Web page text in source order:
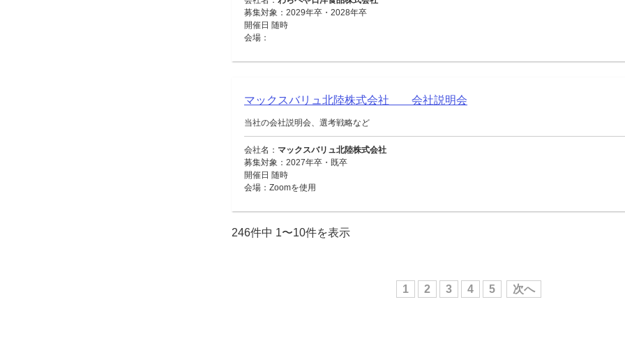
募集対象：2029年卒・2028年卒
開催日 随時
会場：
マックスバリュ北陸株式会社 会社説明会
当社の会社説明会、選考戦略など
会社名： マックスバリュ北陸株式会社
募集対象：2027年卒・既卒
開催日 随時
会場：Zoomを使用
246件中 1〜10件を表示
1 2 3 4 5 次へ